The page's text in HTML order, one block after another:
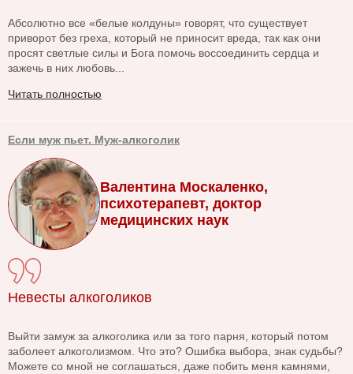
Абсолютно все «белые колдуны» говорят, что существует
приворот без греха, который не приносит вреда, так как они
просят светлые силы и Бога помочь воссоединить сердца и
зажечь в них любовь...
Читать полностью
Если муж пьет. Муж-алкоголик
Валентина Москаленко,
психотерапевт, доктор
медицинских наук
Невесты алкоголиков
Выйти замуж за алкоголика или за того парня, который потом
заболеет алкоголизмом. Что это? Ошибка выбора, знак судьбы?
Можете со мной не соглашаться, даже побить меня камнями,